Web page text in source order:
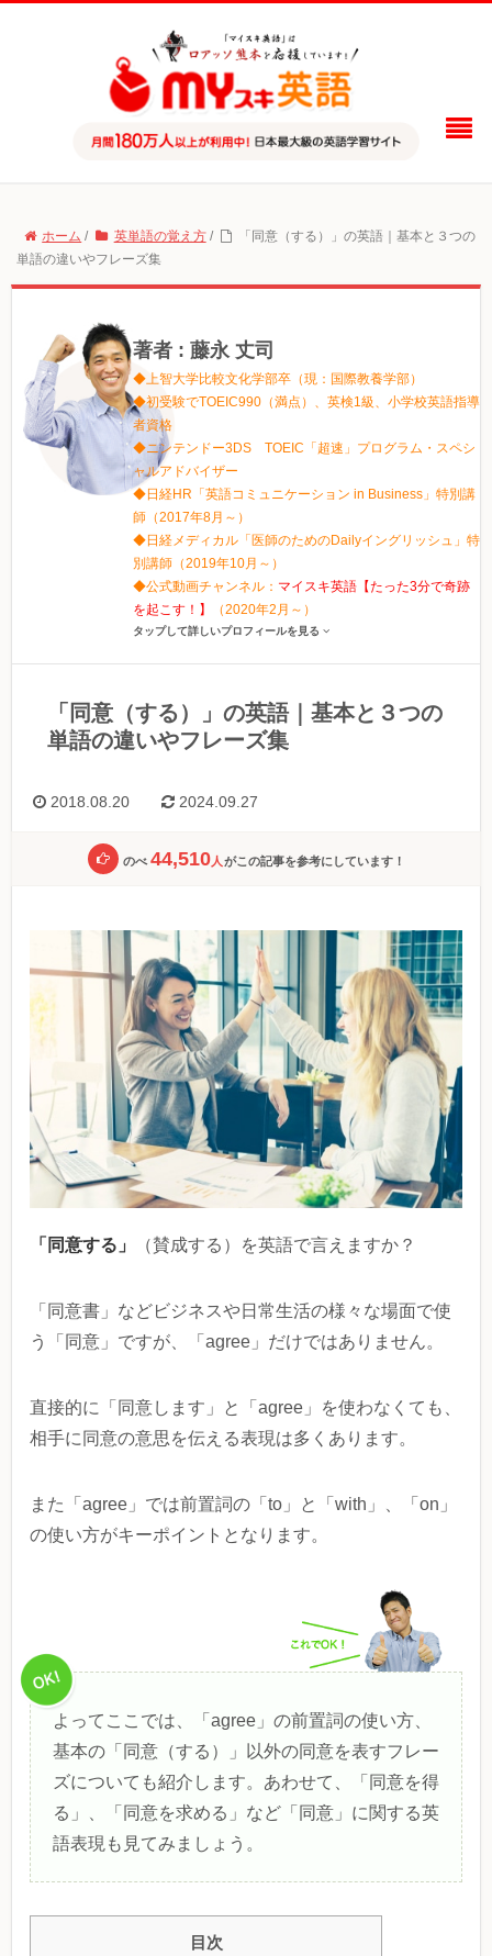
ホーム / 英単語の覚え方 /
「同意（する）」の英語｜基本と３つの
単語の違いやフレーズ集
著者 : 藤永 丈司
◆上智大学比較文化学部卒（現：国際教養学部）
◆初受験でTOEIC990（満点）、英検1級、小学校英語指導
者資格
◆ニンテンドー3DS TOEIC「超速」プログラム・スペシ
ャルアドバイザー
◆日経HR「英語コミュニケーション in Business」特別講
師（2017年8月～）
◆日経メディカル「医師のためのDailyイングリッシュ」特
別講師（2019年10月～）
◆公式動画チャンネル： マイスキ英語【たった3分で奇跡
を起こす！】
（2020年2月～）
タップして詳しいプロフィールを見る
「同意（する）」の英語｜基本と３つの
単語の違いやフレーズ集
2018.08.20 2024.09.27
のべ 44,510人 がこの記事を参考にしています！
「同意する」 （賛成する）を英語で言えますか？
「同意書」などビジネスや日常生活の様々な場面で使
う「同意」ですが、「agree」だけではありません。
直接的に「同意します」と「agree」を使わなくても、
相手に同意の意思を伝える表現は多くあります。
また「agree」では前置詞の「to」と「with」、「on」
の使い方がキーポイントとなります。
よってここでは、「agree」の前置詞の使い方、
基本の「同意（する）」以外の同意を表すフレー
ズについても紹介します。あわせて、「同意を得
る」、「同意を求める」など「同意」に関する英
語表現も見てみましょう。
目次